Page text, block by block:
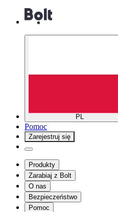
PL
Pomoc
Zarejestruj się
Produkty
Zarabiaj z Bolt
O nas
Bezpieczeństwo
Pomoc